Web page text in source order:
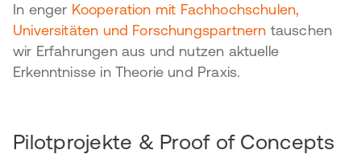
In enger Kooperation mit Fachhochschulen,
Universitäten und Forschungspartnern tauschen
wir Erfahrungen aus und nutzen aktuelle
Erkenntnisse in Theorie und Praxis.
Pilotprojekte & Proof of Concepts